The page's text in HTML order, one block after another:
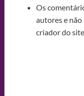
Os
autores e
criador do site.